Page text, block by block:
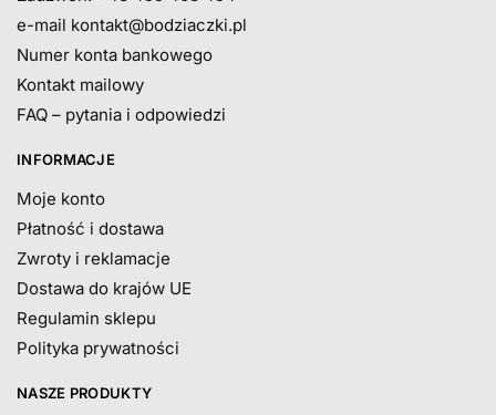
e-mail kontakt@bodziaczki.pl
Numer konta bankowego
Kontakt mailowy
FAQ – pytania i odpowiedzi
INFORMACJE
Moje konto
Płatność i dostawa
Zwroty i reklamacje
Dostawa do krajów UE
Regulamin sklepu
Polityka prywatności
NASZE PRODUKTY